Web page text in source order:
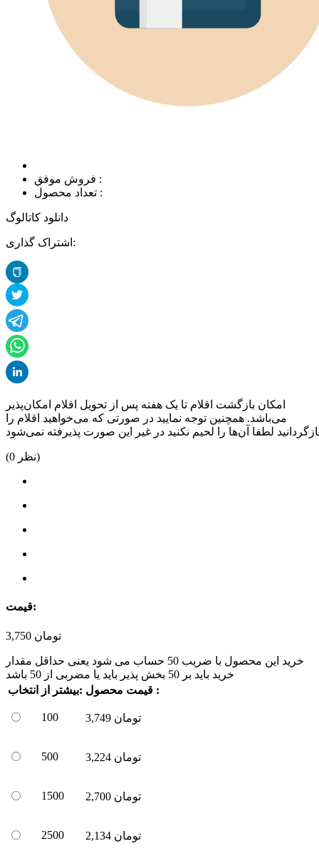
فروش موفق :
تعداد محصول :
دانلود کاتالوگ
اشتراک گذاری:
امکان بازگشت اقلام تا یک هفته پس از تحویل اقلام امکان‌پذیر
می‌باشد. همچنین توجه نمایید در صورتی که می‌خواهید اقلام را
(0 نظر)
قیمت:
3,750 تومان
خرید این محصول با ضریب 50 حساب می شود یعنی حداقل مقدار
خرید باید بر 50 بخش پذیر باید یا مضربی از 50 باشد
انتخاب
بیشتر از: قیمت محصول :
100 3,749 تومان
500 3,224 تومان
1500 2,700 تومان
2500 2,134 تومان